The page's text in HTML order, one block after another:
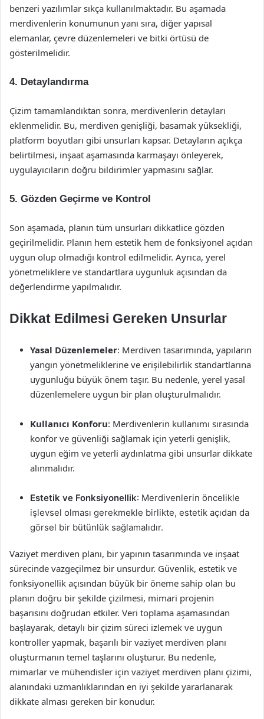
benzeri yazılımlar sıkça kullanılmaktadır. Bu aşamada
merdivenlerin konumunun yanı sıra, diğer yapısal
elemanlar, çevre düzenlemeleri ve bitki örtüsü de
gösterilmelidir.
4. Detaylandırma
Çizim tamamlandıktan sonra, merdivenlerin detayları
eklenmelidir. Bu, merdiven genişliği, basamak yüksekliği,
platform boyutları gibi unsurları kapsar. Detayların açıkça
belirtilmesi, inşaat aşamasında karmaşayı önleyerek,
uygulayıcıların doğru bildirimler yapmasını sağlar.
5. Gözden Geçirme ve Kontrol
Son aşamada, planın tüm unsurları dikkatlice gözden
geçirilmelidir. Planın hem estetik hem de fonksiyonel açıdan
uygun olup olmadığı kontrol edilmelidir. Ayrıca, yerel
yönetmeliklere ve standartlara uygunluk açısından da
değerlendirme yapılmalıdır.
Dikkat Edilmesi Gereken Unsurlar
Yasal Düzenlemeler: Merdiven tasarımında, yapıların
yangın yönetmeliklerine ve erişilebilirlik standartlarına
uygunluğu büyük önem taşır. Bu nedenle, yerel yasal
düzenlemelere uygun bir plan oluşturulmalıdır.
Kullanıcı Konforu: Merdivenlerin kullanımı sırasında
konfor ve güvenliği sağlamak için yeterli genişlik,
uygun eğim ve yeterli aydınlatma gibi unsurlar dikkate
alınmalıdır.
Estetik ve Fonksiyonellik: Merdivenlerin öncelikle
işlevsel olması gerekmekle birlikte, estetik açıdan da
görsel bir bütünlük sağlamalıdır.
Vaziyet merdiven planı, bir yapının tasarımında ve inşaat
sürecinde vazgeçilmez bir unsurdur. Güvenlik, estetik ve
fonksiyonellik açısından büyük bir öneme sahip olan bu
planın doğru bir şekilde çizilmesi, mimari projenin
başarısını doğrudan etkiler. Veri toplama aşamasından
başlayarak, detaylı bir çizim süreci izlemek ve uygun
kontroller yapmak, başarılı bir vaziyet merdiven planı
oluşturmanın temel taşlarını oluşturur. Bu nedenle,
mimarlar ve mühendisler için vaziyet merdiven planı çizimi,
alanındaki uzmanlıklarından en iyi şekilde yararlanarak
dikkate alması gereken bir konudur.